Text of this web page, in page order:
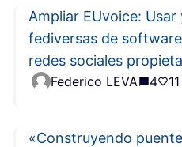
Ampliar EUvoice:
fediversas de
redes sociales
Federico LEVA 4 11
«Construyendo